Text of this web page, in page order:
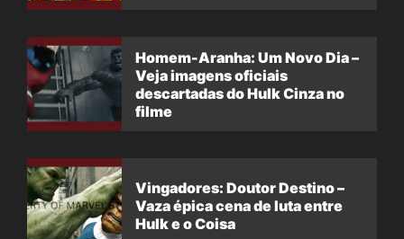
Homem-Aranha: Um Novo Dia –
Veja imagens oficiais
descartadas do Hulk Cinza no
filme
Vingadores: Doutor Destino –
Vaza épica cena de luta entre
Hulk e o Coisa